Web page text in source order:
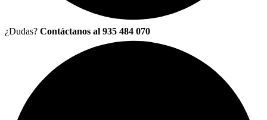
¿Dudas? Contáctanos al 935 484 070